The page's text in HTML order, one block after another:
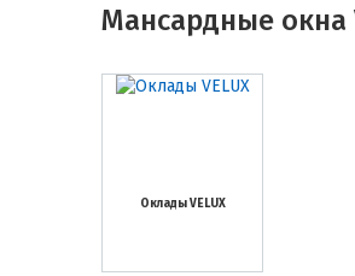
Мансардные окна
Оклады VELUX